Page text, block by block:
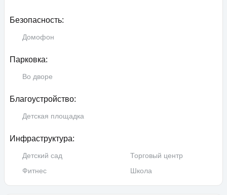
Безопасность:
Домофон
Парковка:
Во дворе
Благоустройство:
Детская площадка
Инфраструктура:
Детский сад
Торговый центр
Фитнес
Школа